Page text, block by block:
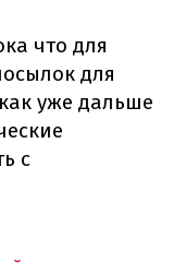
что для
для
уже дальше
с